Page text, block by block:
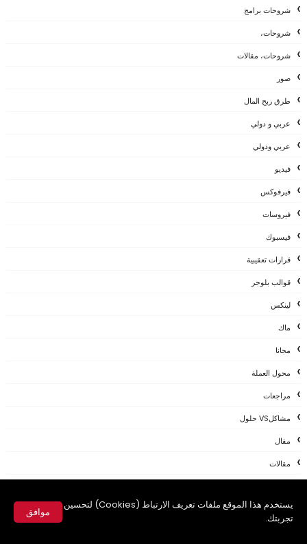
يستخدم هذا الموقع ملفات تعريف الارتباط (Cookies) لتحسين
تجربتك.
موافق
شروحات برامج
شروحات،
شروحات، مقالات
صور
طرق ربح المال
عربي و دولي
عربي ودولي
فيديو
فيرفوكس
فيروسات
فيسبوك
قرارات تعقيبية
قوالب بلوجر
لينكس
ماك
مجانا
محول العملة
مراجعات
مشاكلVS حلول
مقال
مقالات
مقالات، أنترنت